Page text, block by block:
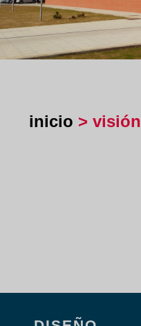
inicio > visión